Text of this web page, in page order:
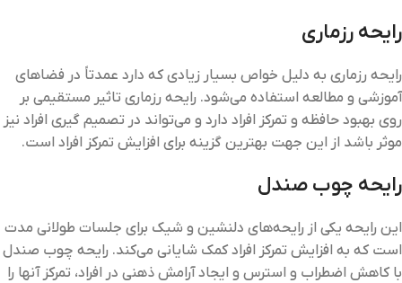
رایحه رزماری
رایحه رزماری به دلیل خواص بسیار زیادی که دارد عمدتاً در فضاهای
آموزشی و مطالعه استفاده می‌شود. رایحه رزماری تاثیر مستقیمی بر
روی بهبود حافظه و تمرکز افراد دارد و می‌تواند در تصمیم گیری افراد نیز
موثر باشد از این جهت بهترین گزینه برای افزایش تمرکز افراد است.
رایحه چوب صندل
این رایحه یکی از رایحه‌های دلنشین و شیک برای جلسات طولانی مدت
است که به افزایش تمرکز افراد کمک شایانی می‌کند. رایحه چوب صندل
با کاهش اضطراب و استرس و ایجاد آرامش ذهنی در افراد، تمرکز آنها را